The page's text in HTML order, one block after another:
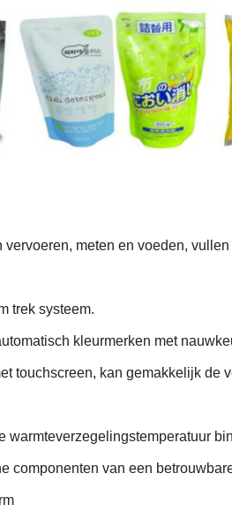
meten en voeden,
trek systeem.
kleurmerken met
touchscreen, kan gemakkelijk de
warmteverzegelingstemperatuur
componenten van een